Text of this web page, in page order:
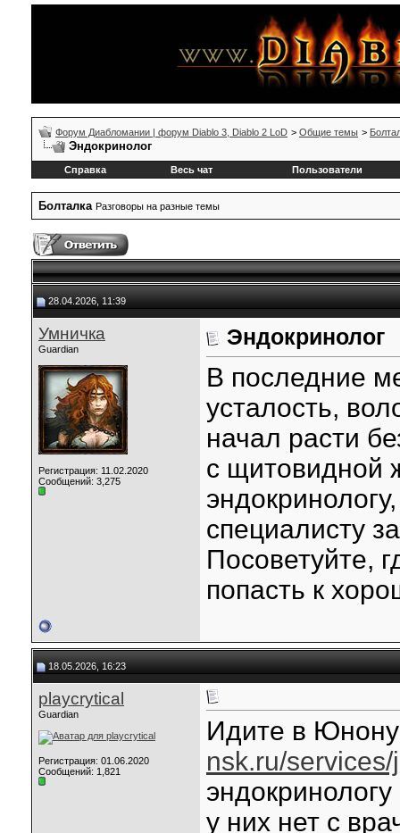
Форум Диабломании | форум Diablo 3, Diablo 2 LoD > Общие темы >
Эндокринолог
Справка Весь чат Пользователи
Болталка Разговоры на разные темы
28.04.2026, 11:39
Умничка
Guardian
Регистрация: 11.02.2020
Сообщений: 3,275
Эндокринолог
В последние
усталость,
начал расти
с щитовидной
специалисту
Посоветуйте,
попасть к
18.05.2026, 16:23
playcrytical
Guardian
Регистрация: 01.06.2020
Сообщений: 1,821
Идите в
nsk.ru/
у них нет с